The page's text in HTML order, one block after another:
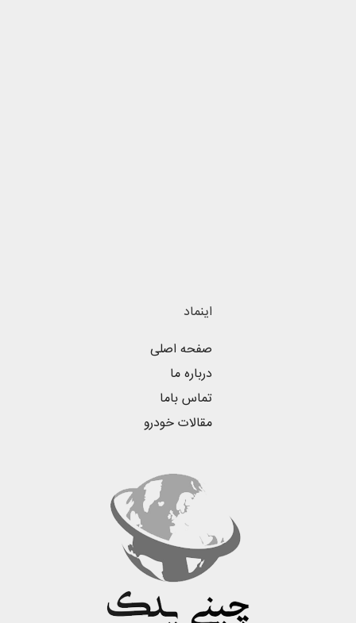
اینماد
صفحه اصلی
درباره ما
تماس باما
مقالات خودرو